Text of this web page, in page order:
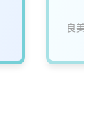
良美資